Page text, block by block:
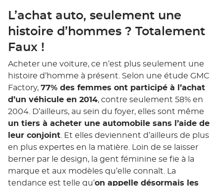
L’achat auto, seulement une
histoire d’hommes ? Totalement
Faux !
Acheter une voiture, ce n’est plus seulement une
histoire d’homme à présent. Selon une étude GMC
Factory, 77% des femmes ont participé à l’achat
d’un véhicule en 2014, contre seulement 58% en
2004. D’ailleurs, au sein du foyer, elles sont même
un tiers à acheter une automobile sans l’aide de
leur conjoint. Et elles deviennent d’ailleurs de plus
en plus expertes en la matière. Loin de se laisser
berner par le design, la gent féminine se fie à la
marque et aux modèles qu’elle connaît. La
tendance est telle qu’on appelle désormais les